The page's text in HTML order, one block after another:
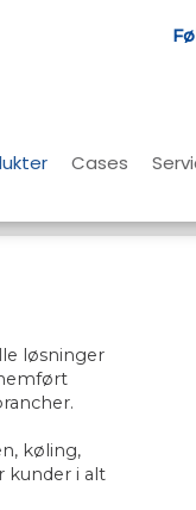
Cases
løsninger
køling,
kunder i alt